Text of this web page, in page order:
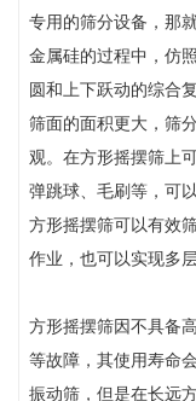
专用的筛分设备，那
金属硅的过程中，仿
圆和上下跃动的综合
筛面的面积更大，筛
观。在方形摇摆筛上
弹跳球、毛刷等，可
方形摇摆筛可以有效
作业，也可以实现多
方形摇摆筛因不具备
等故障，其使用寿命
振动筛，但是在长远